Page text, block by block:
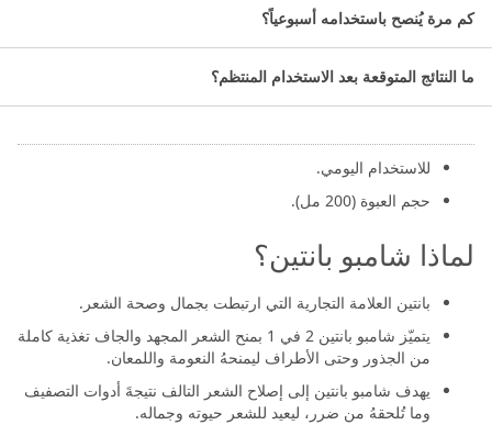
ما مميزات شامبو وبلسم بانتين؟
للشعر المتقصف والجاف.
للاستخدام اليومي.
حجم العبوة (200 مل).
لماذا شامبو بانتين؟
بانتين العلامة التجارية التي ارتبطت بجمال وصحة الشعر.
يتميّز شامبو بانتين 2 في 1 بمنح الشعر المجهد والجاف تغذية كاملة
من الجذور وحتى الأطراف ليمنحهُ النعومة واللمعان.
يهدف شامبو بانتين إلى إصلاح الشعر التالف نتيجةَ أدوات التصفيف
وما تُلحقهُ من ضرر، ليعيد للشعر حيوته وجماله.
كم مرة يُنصح باستخدامه أسبوعياً؟
ما النتائج المتوقعة بعد الاستخدام المنتظم؟